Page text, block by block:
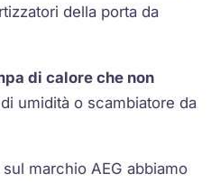
della porta da
di calore che non
umidità o scambiatore da
marchio AEG abbiamo